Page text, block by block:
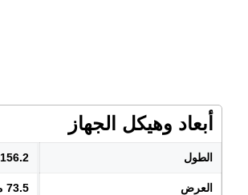
أبعاد وهيكل الجهاز
الطول 156.2 ملم
العرض 73.5 ملم